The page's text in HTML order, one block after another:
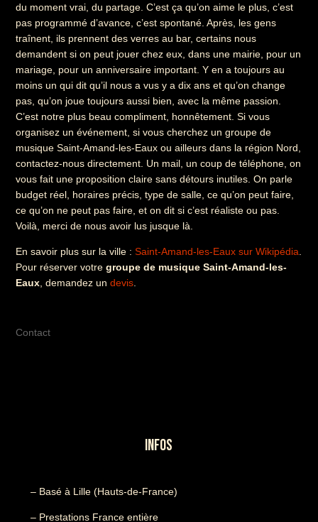
du moment vrai, du partage. C’est ça qu’on aime le plus, c’est
pas programmé d’avance, c’est spontané. Après, les gens
traînent, ils prennent des verres au bar, certains nous
demandent si on peut jouer chez eux, dans une mairie, pour un
mariage, pour un anniversaire important. Y en a toujours au
moins un qui dit qu’il nous a vus y a dix ans et qu’on change
pas, qu’on joue toujours aussi bien, avec la même passion.
C’est notre plus beau compliment, honnêtement. Si vous
organisez un événement, si vous cherchez un groupe de
musique Saint-Amand-les-Eaux ou ailleurs dans la région Nord,
contactez-nous directement. Un mail, un coup de téléphone, on
vous fait une proposition claire sans détours inutiles. On parle
budget réel, horaires précis, type de salle, ce qu’on peut faire,
ce qu’on ne peut pas faire, et on dit si c’est réaliste ou pas.
Voilà, merci de nous avoir lus jusque là.
En savoir plus sur la ville :Saint-Amand-les-Eaux sur Wikipédia
Pour réserver votregroupe de musique Saint-Amand-les-
Eaux , demandez undevis
Contact
INFOS
– Basé à Lille (Hauts-de-France)
– Prestations France entière